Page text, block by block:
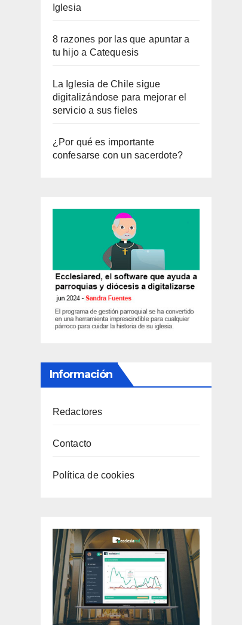
Iglesia
8 razones por las que apuntar a
tu hijo a Catequesis
La Iglesia de Chile sigue
digitalizándose para mejorar el
servicio a sus fieles
¿Por qué es importante
confesarse con un sacerdote?
Información
Redactores
Contacto
Política de cookies